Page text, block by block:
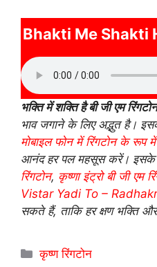
Bhakti Me Shakti
भक्ति में शक्ति है बी जी एम रिंगटोन
भाव जगाने के लिए अद्भुत है।
मोबाइल फोन में रिंगटोन के रूप
आनंद हर पल महसूस करें।
रिंगटोन, कृष्णा इंट्रो बी जी एम
Vistar Yadi To –
सकते हैं, ताकि हर क्षण भक्ति
Categories
कृष्ण रिंगटोन